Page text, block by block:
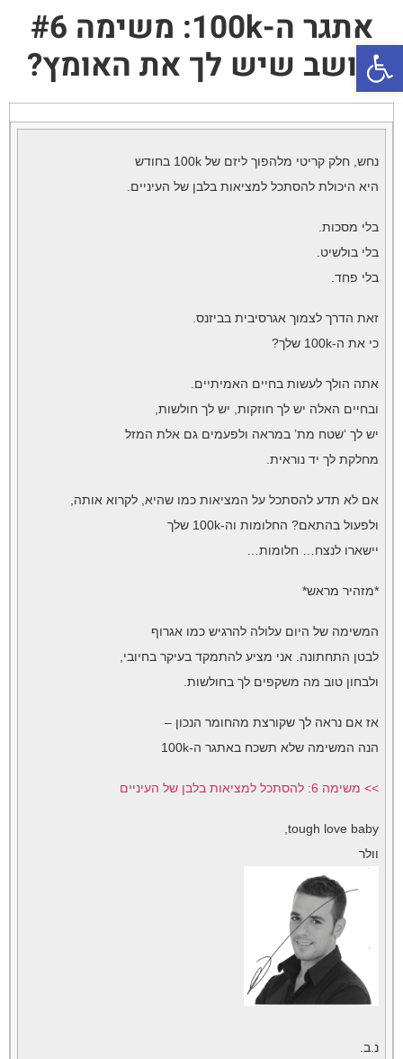
פתח סרגל נגישות
אתגר ה-100k: משימה #6
חושב שיש לך את האומץ?
נחש, חלק קריטי מלהפוך ליזם של 100k בחודש
היא היכולת להסתכל למציאות בלבן של העיניים.
בלי מסכות.
בלי בולשיט.
בלי פחד.
זאת הדרך לצמוך אגרסיבית בביזנס.
כי את ה-100k שלך?
אתה הולך לעשות בחיים האמיתיים.
ובחיים האלה יש לך חוזקות, יש לך חולשות,
יש לך ‘שטח מת’ במראה ולפעמים גם אלת המזל
מחלקת לך יד נוראית.
אם לא תדע להסתכל על המציאות כמו שהיא, לקרוא אותה,
ולפעול בהתאם? החלומות וה-100k שלך
יישארו לנצח… חלומות…
*מזהיר מראש*
המשימה של היום עלולה להרגיש כמו אגרוף
לבטן התחתונה. אני מציע להתמקד בעיקר בחיובי,
ולבחון טוב מה משקפים לך בחולשות.
אז אם נראה לך שקורצת מהחומר הנכון –
הנה המשימה שלא תשכח באתגר ה-100k
>> משימה 6: להסתכל למציאות בלבן של העיניים
tough love baby,
וולר
נ.ב.